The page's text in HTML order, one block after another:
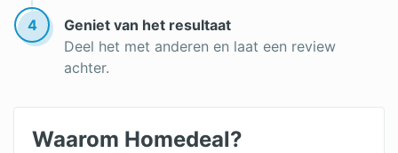
Dakleer verwijderen
Dakplaten
Witte dakbedekking
4
Geniet van het resultaat
Deel het met anderen en laat een review
achter.
Waarom Homedeal?